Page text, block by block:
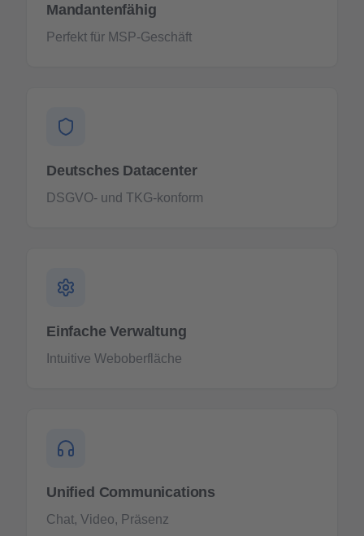
Mandantenfähig
Perfekt für MSP-Geschäft
Deutsches Datacenter
DSGVO- und TKG-konform
Einfache Verwaltung
Intuitive Weboberfläche
Unified Communications
Chat, Video, Präsenz